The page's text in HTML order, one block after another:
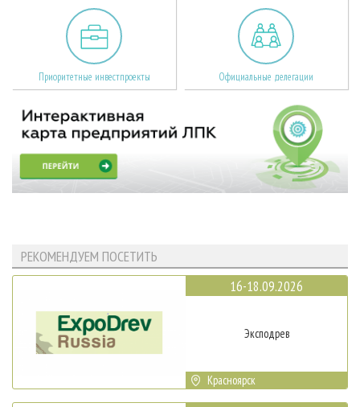
Приоритетные инвестпроекты Официальные делегации
РЕКОМЕНДУЕМ ПОСЕТИТЬ
16-18.09.2026
Эксподрев
Красноярск